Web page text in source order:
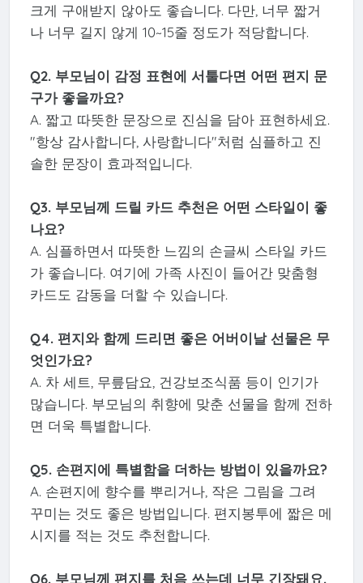
크게 구애받지 않아도 좋습니다. 다만, 너무 짧거
나 너무 길지 않게 10~15줄 정도가 적당합니다.
Q2. 부모님이 감정 표현에 서툴다면 어떤 편지 문
구가 좋을까요?
A. 짧고 따뜻한 문장으로 진심을 담아 표현하세요.
"항상 감사합니다, 사랑합니다"처럼 심플하고 진
솔한 문장이 효과적입니다.
Q3. 부모님께 드릴 카드 추천은 어떤 스타일이 좋
나요?
A. 심플하면서 따뜻한 느낌의 손글씨 스타일 카드
가 좋습니다. 여기에 가족 사진이 들어간 맞춤형
카드도 감동을 더할 수 있습니다.
Q4. 편지와 함께 드리면 좋은 어버이날 선물은 무
엇인가요?
A. 차 세트, 무릎담요, 건강보조식품 등이 인기가
많습니다. 부모님의 취향에 맞춘 선물을 함께 전하
면 더욱 특별합니다.
Q5. 손편지에 특별함을 더하는 방법이 있을까요?
A. 손편지에 향수를 뿌리거나, 작은 그림을 그려
꾸미는 것도 좋은 방법입니다. 편지봉투에 짧은 메
시지를 적는 것도 추천합니다.
Q6. 부모님께 편지를 처음 쓰는데 너무 긴장돼요.